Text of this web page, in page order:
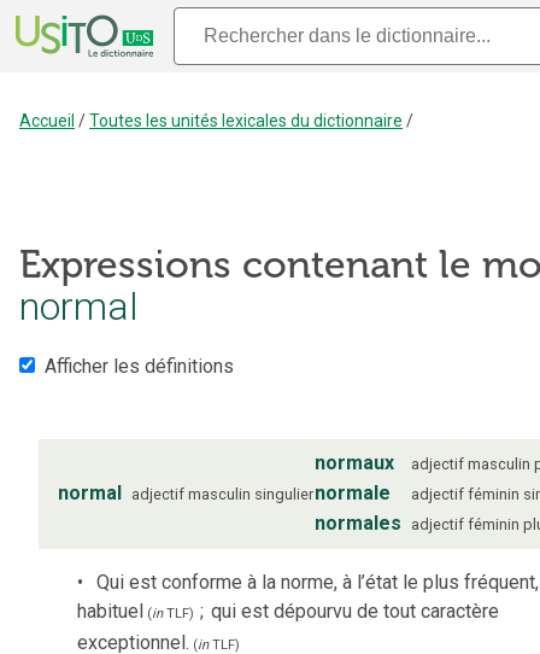
Accueil /Toutes les unités lexicales du dictionnaire /
Expressions contenant le
normal
Afficher les définitions
normal adjectif masculin singulier
normaux adjectif masculin
normale adjectif féminin
normales adjectif féminin
Qui est conforme à la norme, à l’état le plus fréquent,
habituel (inTLF) ; qui est dépourvu de tout caractère
exceptionnel. (inTLF)